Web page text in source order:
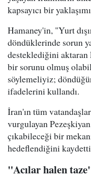
kapsayıcı bir
Hamaney'in, "Yurt
döndüklerinde sorun
desteklediğini
bir sorunu olmuş
söylemeliyiz;
ifadelerini kullandı.
İran'ın tüm
vurgulayan
çıkabileceği bir
hedeflendiğini
"Acılar halen